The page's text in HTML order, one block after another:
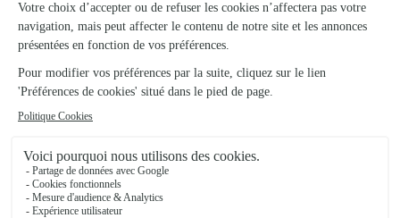
les avis de la marque Interflora sur Trustpilot
Livraison de fleurs à Auriac et autour : les
villes proches couvertes par le réseau
Interflora